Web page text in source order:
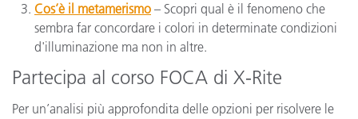
Cos’è il metamerismo – Scopri qual è il fenomeno che
sembra far concordare i colori in determinate condizioni
d'illuminazione ma non in altre.
Partecipa al corso FOCA di X-Rite
Per un’analisi più approfondita delle opzioni per risolvere le